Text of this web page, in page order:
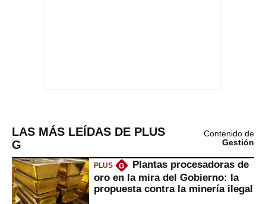
LAS MÁS LEÍDAS DE PLUS
G
Contenido de
Gestión
PLUS G
Plantas procesadoras de
oro en la mira del Gobierno: la
propuesta contra la minería ilegal